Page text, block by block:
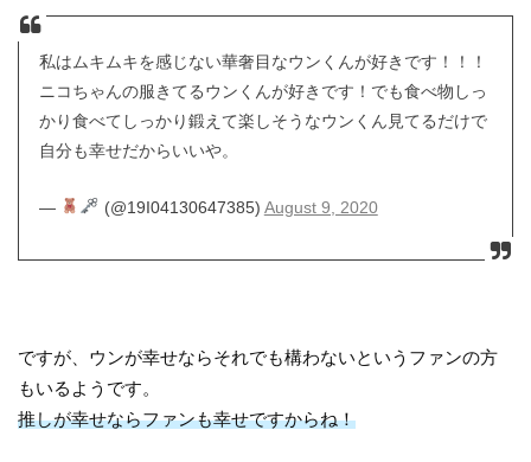
私はムキムキを感じない華奢目なウンくんが好きです！！！
ニコちゃんの服きてるウンくんが好きです！でも食べ物しっ
かり食べてしっかり鍛えて楽しそうなウンくん見てるだけで
自分も幸せだからいいや。
— (@19I04130647385) August 9, 2020
ですが、ウンが幸せならそれでも構わないというファンの方
もいるようです。
推しが幸せならファンも幸せですからね！